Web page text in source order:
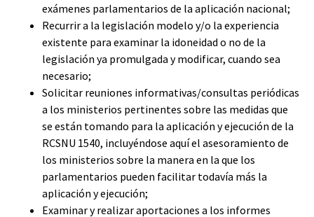
exámenes parlamentarios de la aplicación nacional;
Recurrir a la legislación modelo y/o la experiencia
existente para examinar la idoneidad o no de la
legislación ya promulgada y modificar, cuando sea
necesario;
Solicitar reuniones informativas/consultas periódicas
a los ministerios pertinentes sobre las medidas que
se están tomando para la aplicación y ejecución de la
RCSNU 1540, incluyéndose aquí el asesoramiento de
los ministerios sobre la manera en la que los
parlamentarios pueden facilitar todavía más la
aplicación y ejecución;
Examinar y realizar aportaciones a los informes